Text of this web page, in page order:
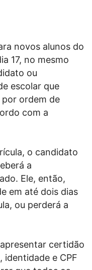
novos alunos do
17, no mesmo
ou
escolar que
por ordem de
com a
o candidato
a
Ele, então,
em até dois dias
ou perderá a
certidão
identidade e CPF